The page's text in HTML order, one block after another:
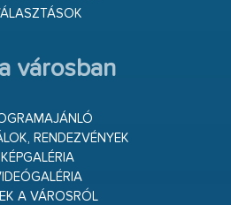
városban
RENDEZVÉNYEK
KÉPGALÉRIA
A VÁROSRÓL